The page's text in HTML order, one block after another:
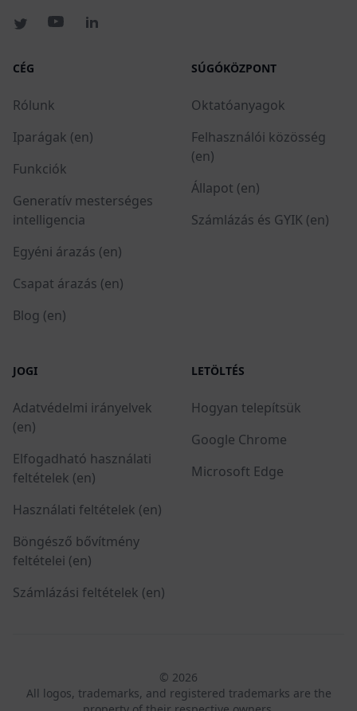
CÉG
Rólunk
Iparágak (en)
Funkciók
Generatív mesterséges
intelligencia
Egyéni árazás (en)
Csapat árazás (en)
Blog (en)
SÚGÓKÖZPONT
Oktatóanyagok
Felhasználói közösség
(en)
Állapot (en)
Számlázás és GYIK (en)
JOGI
Adatvédelmi irányelvek
(en)
Elfogadható használati
feltételek (en)
Használati feltételek (en)
Böngésző bővítmény
feltételei (en)
Számlázási feltételek (en)
LETÖLTÉS
Hogyan telepítsük
Google Chrome
Microsoft Edge
© 2026
All logos, trademarks, and registered trademarks are the